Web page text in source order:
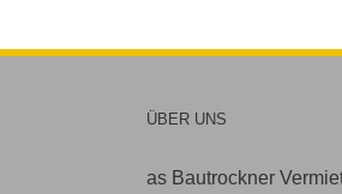
ÜBER UNS
as Bautrockner